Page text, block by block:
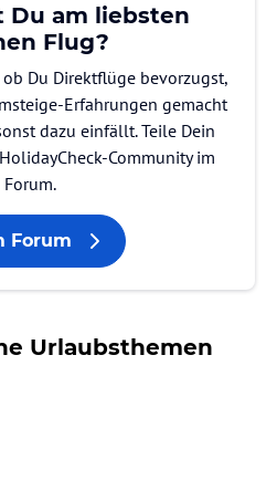
Du am liebsten
Flug?
Du Direktflüge bevorzugst,
Erfahrungen gemacht
dazu einfällt. Teile Dein
Community im
Forum.
Forum
Urlaubsthemen